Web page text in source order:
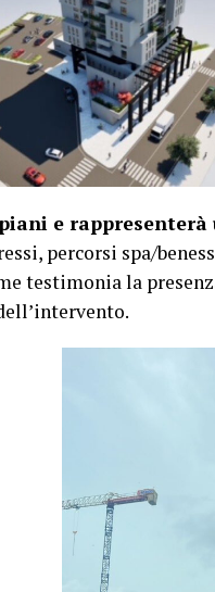
e rappresenterà
percorsi spa/
testimonia la